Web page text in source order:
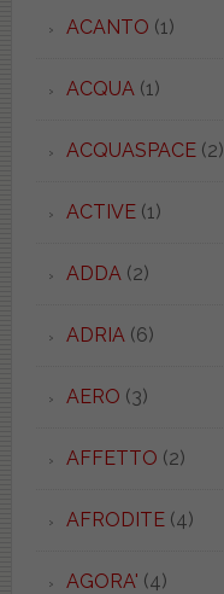
ACANTO (1)
ACQUA (1)
ACQUASPACE(2)
ACTIVE(1)
ADDA (2)
ADRIA (6)
AERO (3)
AFFETTO (2)
AFRODITE(4)
AGORA' (4)